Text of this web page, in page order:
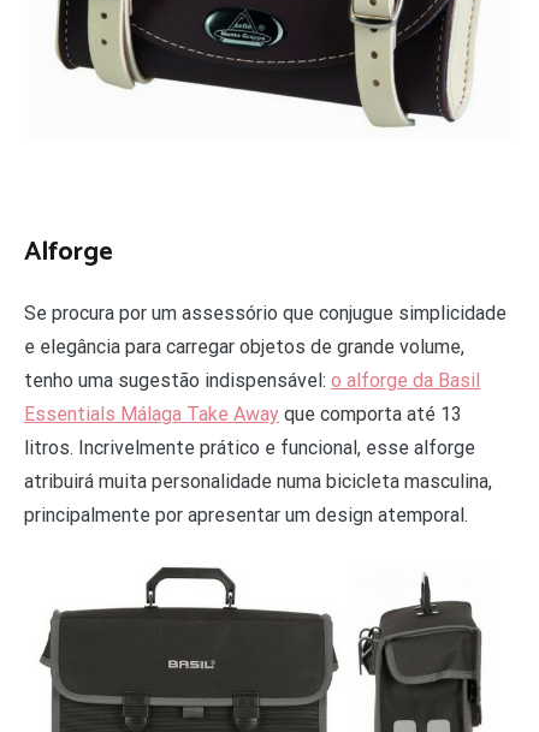
Alforge
Se procura por um assessório que conjugue simplicidade
e elegância para carregar objetos de grande volume,
tenho uma sugestão indispensável: o alforge da Basil
Essentials Málaga Take Away que comporta até 13
litros. Incrivelmente prático e funcional, esse alforge
atribuirá muita personalidade numa bicicleta masculina,
principalmente por apresentar um design atemporal.